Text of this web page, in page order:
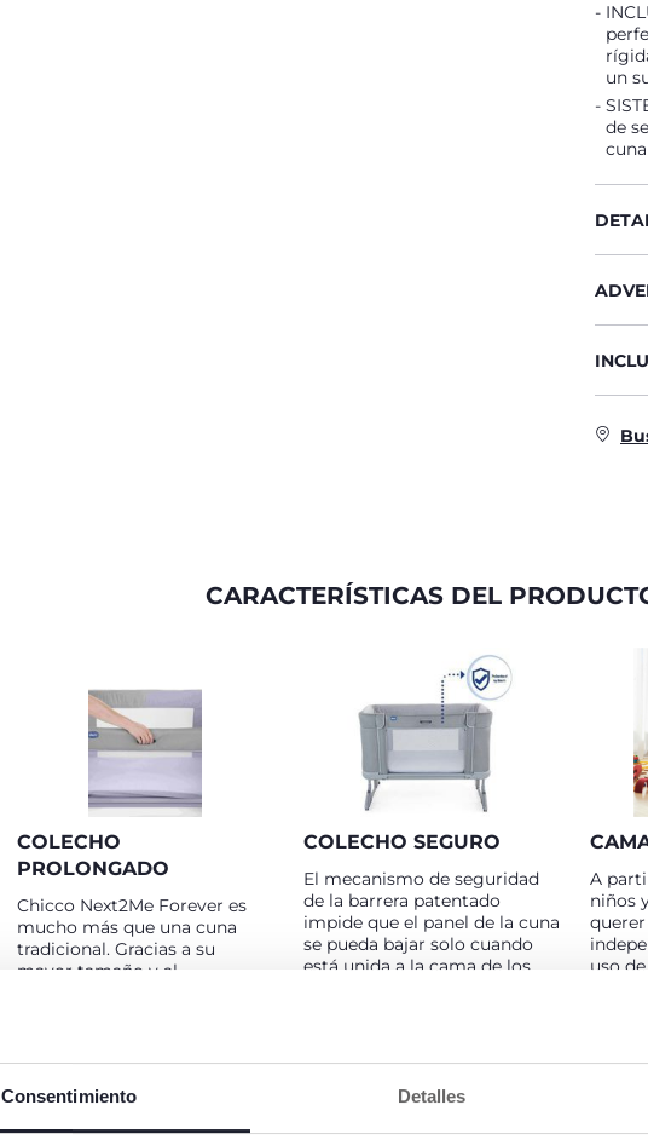
Consentimiento Detalles
un
de
CARACTERÍSTICAS DEL
COLECHO
PROLONGADO
Chicco Next2Me Forever es
mucho más que una cuna
tradicional. Gracias a su
mayor tamaño y al
colecho incluso después de
COLECHO SEGURO
El mecanismo de seguridad
de la barrera patentado
impide que el panel de la cuna
se pueda bajar solo cuando
está unida a la cama de los
A
niños
uso